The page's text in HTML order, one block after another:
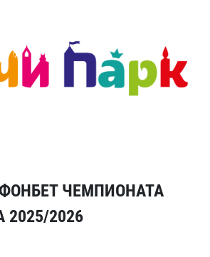
ЧЕМПИОНАТА
2026